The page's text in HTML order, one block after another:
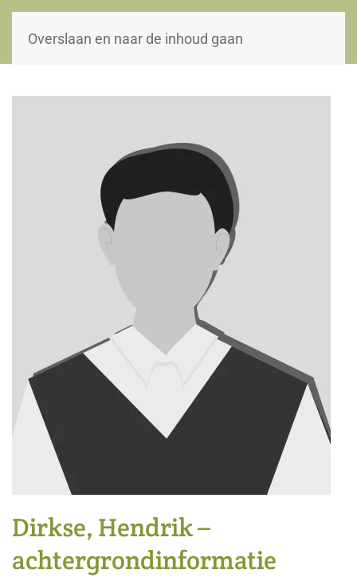
Overslaan en naar de inhoud gaan
WOII-HW
Dirkse, Hendrik –
achtergrondinformatie